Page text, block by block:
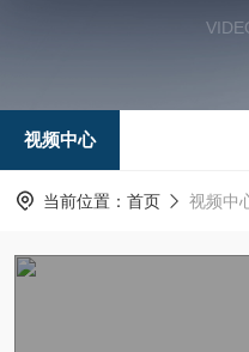
视频中心
当前位置： 首页 视频中